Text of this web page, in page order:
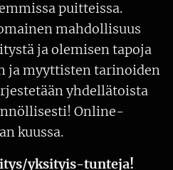
puitteissa.
mahdollisuus
ja olemisen tapoja
ja myyttisten tarinoiden
yhdellätoista
Online-
kuussa.
yksityis-tunteja!